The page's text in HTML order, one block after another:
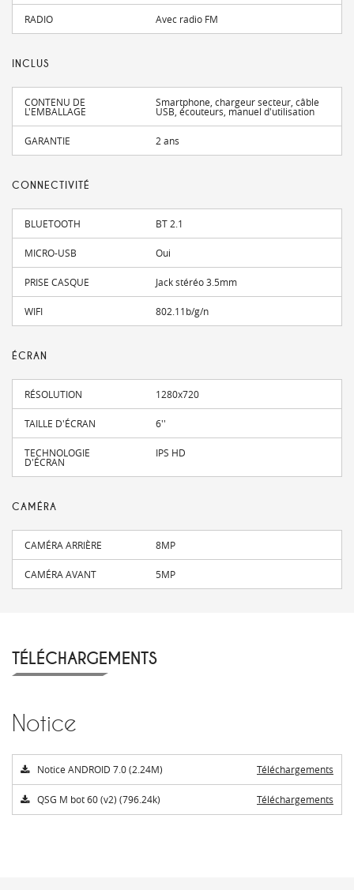
RADIO Avec radio FM
INCLUS
CONTENU DE
L'EMBALLAGE
Smartphone, chargeur secteur, câble
USB, écouteurs, manuel d'utilisation
GARANTIE 2 ans
CONNECTIVITÉ
BLUETOOTH BT 2.1
MICRO-USB Oui
PRISE CASQUE Jack stéréo 3.5mm
WIFI 802.11b/g/n
ÉCRAN
RÉSOLUTION 1280x720
TAILLE D'ÉCRAN 6''
TECHNOLOGIE
D'ÉCRAN
IPS HD
CAMÉRA
CAMÉRA ARRIÈRE 8MP
CAMÉRA AVANT 5MP
TÉLÉCHARGEMENTS
Notice
Notice ANDROID 7.0 (2.24M) Téléchargements
QSG M bot 60 (v2) (796.24k) Téléchargements